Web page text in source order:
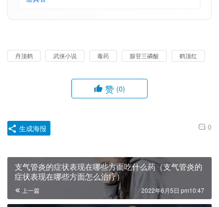
丹顶鹤 武侠小说 毒药 腺苷三磷酸 鹤顶红
赞 (0)
0
生成海报
支气管炎的症状表现在哪些方面吃什么药（支气管炎的
症状表现在哪些方面怎么治疗）
上一篇 2022年6月5日 pm10:47